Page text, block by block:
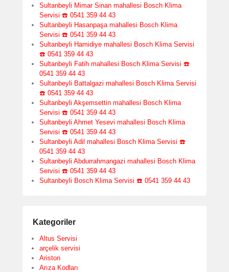
Sultanbeyli Mimar Sinan mahallesi Bosch Klima
Servisi ☎️ 0541 359 44 43
Sultanbeyli Hasanpaşa mahallesi Bosch Klima
Servisi ☎️ 0541 359 44 43
Sultanbeyli Hamidiye mahallesi Bosch Klima Servisi
☎️ 0541 359 44 43
Sultanbeyli Fatih mahallesi Bosch Klima Servisi ☎️
0541 359 44 43
Sultanbeyli Battalgazi mahallesi Bosch Klima Servisi
☎️ 0541 359 44 43
Sultanbeyli Akşemsettin mahallesi Bosch Klima
Servisi ☎️ 0541 359 44 43
Sultanbeyli Ahmet Yesevi mahallesi Bosch Klima
Servisi ☎️ 0541 359 44 43
Sultanbeyli Adil mahallesi Bosch Klima Servisi ☎️
0541 359 44 43
Sultanbeyli Abdurrahmangazi mahallesi Bosch Klima
Servisi ☎️ 0541 359 44 43
Sultanbeyli Bosch Klima Servisi ☎️ 0541 359 44 43
Kategoriler
Altus Servisi
arçelik servisi
Ariston
Arıza Kodları